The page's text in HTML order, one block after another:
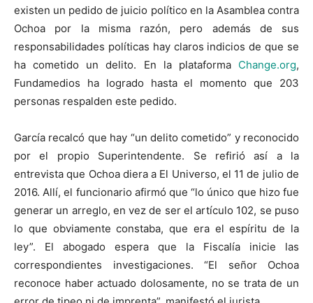
existen un pedido de juicio político en la Asamblea contra
Ochoa por la misma razón, pero además de sus
responsabilidades políticas hay claros indicios de que se
ha cometido un delito. En la plataforma Change.org,
Fundamedios ha logrado hasta el momento que 203
personas respalden este pedido.
García recalcó que hay “un delito cometido” y reconocido
por el propio Superintendente. Se refirió así a la
entrevista que Ochoa diera a El Universo, el 11 de julio de
2016. Allí, el funcionario afirmó que “lo único que hizo fue
generar un arreglo, en vez de ser el artículo 102, se puso
lo que obviamente constaba, que era el espíritu de la
ley”. El abogado espera que la Fiscalía inicie las
correspondientes investigaciones. “El señor Ochoa
reconoce haber actuado dolosamente, no se trata de un